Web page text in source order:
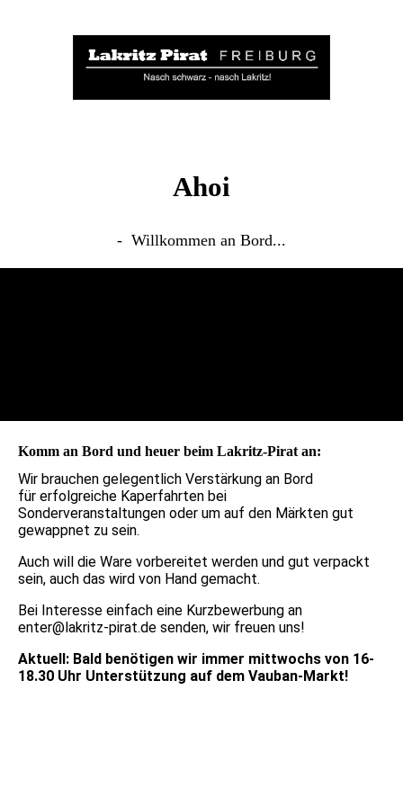
Ahoi
- Willkommen an Bord...
Komm an Bord und heuer beim Lakritz-Pirat an:
Wir brauchen gelegentlich Verstärkung an Bord
für erfolgreiche Kaperfahrten bei
Sonderveranstaltungen oder um auf den Märkten gut
gewappnet zu sein.
Auch will die Ware vorbereitet werden und gut verpackt
sein, auch das wird von Hand gemacht.
Bei Interesse einfach eine Kurzbewerbung an
enter@lakritz-pirat.de senden, wir freuen uns!
Aktuell: Bald benötigen wir immer mittwochs von 16-
18.30 Uhr Unterstützung auf dem Vauban-Markt!